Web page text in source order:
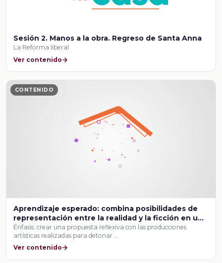
Sesión 2. Manos a la obra. Regreso de Santa Anna
La Reforma liberal
Ver contenido
CONTENIDO
Aprendizaje esperado: combina posibilidades de
representación entre la realidad y la ficción en una
producción artística interdisciplinaria.
Énfasis: crear una propuesta reflexiva con las producciones
artísticas realizadas para detonar …
Ver contenido